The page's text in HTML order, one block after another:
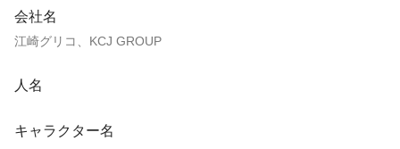
会社名
江崎グリコ、KCJ GROUP
人名
キャラクター名